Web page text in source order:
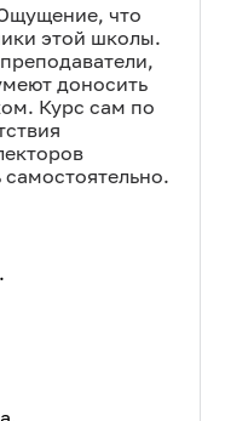
что
этой школы.
доносить
Курс сам по